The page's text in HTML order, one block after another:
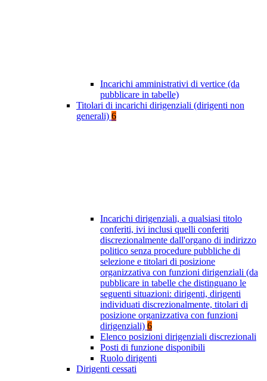
Incarichi amministrativi di vertice (da
pubblicare in tabelle)
Titolari di incarichi dirigenziali (dirigenti non
generali) 6
Incarichi dirigenziali, a qualsiasi titolo
conferiti, ivi inclusi quelli conferiti
discrezionalmente dall'organo di indirizzo
politico senza procedure pubbliche di
selezione e titolari di posizione
organizzativa con funzioni dirigenziali (da
pubblicare in tabelle che distinguano le
seguenti situazioni: dirigenti, dirigenti
individuati discrezionalmente, titolari di
posizione organizzativa con funzioni
dirigenziali) 6
Elenco posizioni dirigenziali discrezionali
Posti di funzione disponibili
Ruolo dirigenti
Dirigenti cessati